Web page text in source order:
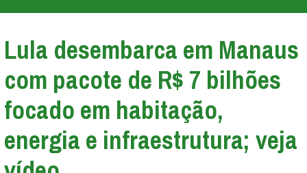
Lula desembarca em Manaus
com pacote de R$ 7 bilhões
focado em habitação,
energia e infraestrutura; veja